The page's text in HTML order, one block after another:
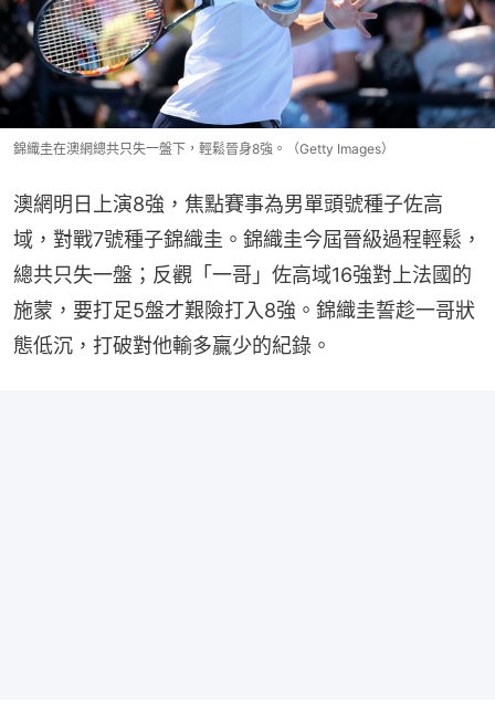
錦織圭在澳網總共只失一盤下，輕鬆晉身8強。（Getty Images）
澳網明日上演8強，焦點賽事為男單頭號種子佐高
域，對戰7號種子錦織圭。錦織圭今屆晉級過程輕鬆，
總共只失一盤；反觀「一哥」佐高域16強對上法國的
施蒙，要打足5盤才艱險打入8強。錦織圭誓趁一哥狀
態低沉，打破對他輸多贏少的紀錄。